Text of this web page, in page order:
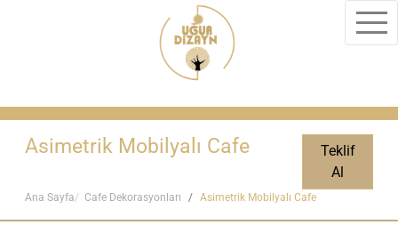
Asimetrik Mobilyalı Cafe
Teklif
Al
Ana Sayfa Cafe Dekorasyonları Asimetrik Mobilyalı Cafe